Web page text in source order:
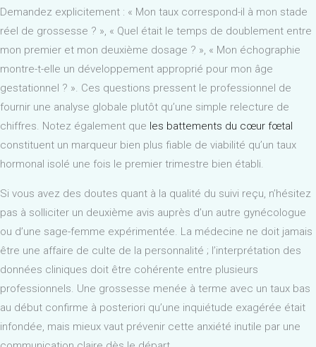
Demandez explicitement : « Mon taux correspond-il à mon stade
réel de grossesse ? », « Quel était le temps de doublement entre
mon premier et mon deuxième dosage ? », « Mon échographie
montre-t-elle un développement approprié pour mon âge
gestationnel ? ». Ces questions pressent le professionnel de
fournir une analyse globale plutôt qu’une simple relecture de
chiffres. Notez également que les battements du cœur fœtal
constituent un marqueur bien plus fiable de viabilité qu’un taux
hormonal isolé une fois le premier trimestre bien établi.
Si vous avez des doutes quant à la qualité du suivi reçu, n’hésitez
pas à solliciter un deuxième avis auprès d’un autre gynécologue
ou d’une sage-femme expérimentée. La médecine ne doit jamais
être une affaire de culte de la personnalité ; l’interprétation des
données cliniques doit être cohérente entre plusieurs
professionnels. Une grossesse menée à terme avec un taux bas
au début confirme à posteriori qu’une inquiétude exagérée était
infondée, mais mieux vaut prévenir cette anxiété inutile par une